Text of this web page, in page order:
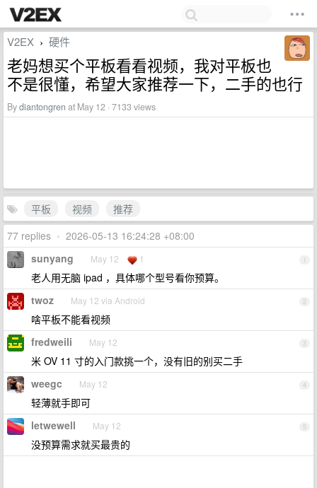
V2EX › 硬件
老妈想买个平板看看视频，我对平板也
不是很懂，希望大家推荐一下，二手的也行
Bydiantongren at May 12 · 7133 views
平板 视频
推荐
77 replies • 2026-05-13 16:24:28 +08:00
1
sunyang May 12 1
老人用无脑 ipad ，具体哪个型号看你预算。
2
twoz May 12 via Android
啥平板不能看视频
3
fredweili May 12
米 OV 11 寸的入门款挑一个，没有旧的别买二手
4
weegc May 12
轻薄就手即可
5
letwewell May 12
没预算需求就买最贵的